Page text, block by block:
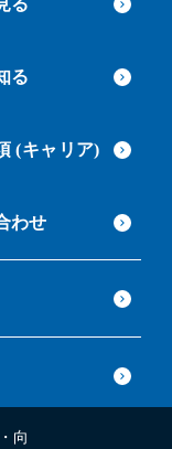
る
る
(キャリア)
わせ
向